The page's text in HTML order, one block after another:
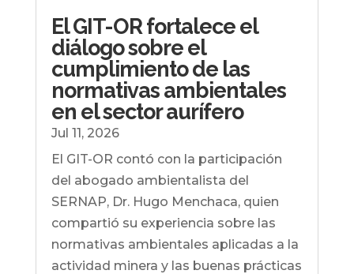
El GIT-OR fortalece el
diálogo sobre el
cumplimiento de las
normativas ambientales
en el sector aurífero
Jul 11, 2026
El GIT-OR contó con la participación
del abogado ambientalista del
SERNAP, Dr. Hugo Menchaca, quien
compartió su experiencia sobre las
normativas ambientales aplicadas a la
actividad minera y las buenas prácticas